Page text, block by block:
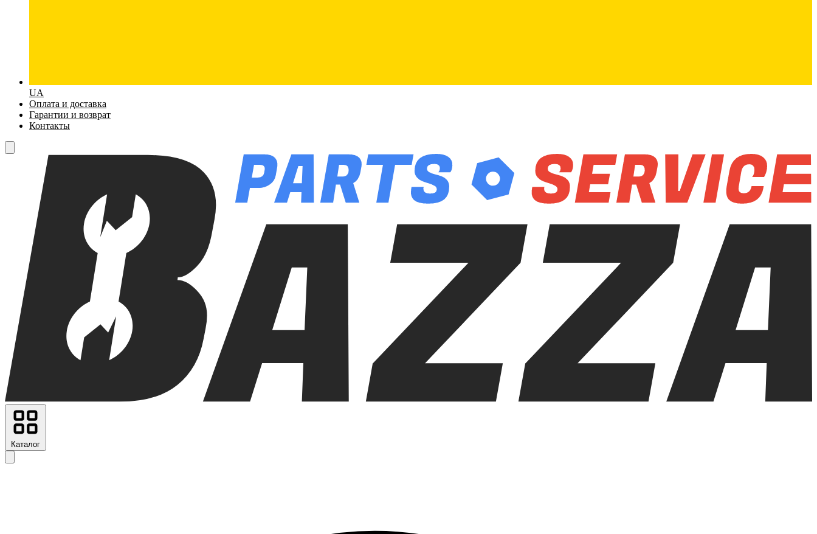
UA
Оплата и доставка
Гарантии и возврат
Контакты
Каталог